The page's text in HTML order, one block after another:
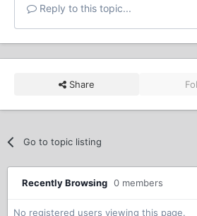
Reply to this topic...
Share
Go to topic listing
Recently Browsing 0 members
No registered users viewing this page.